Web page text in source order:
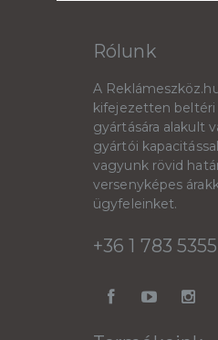
Rólunk
A
kifejezetten beltéri
gyártására alakult
gyártói
vagyunk rövid
versenyképes
ügyfeleinket.
+36 1 783 5355